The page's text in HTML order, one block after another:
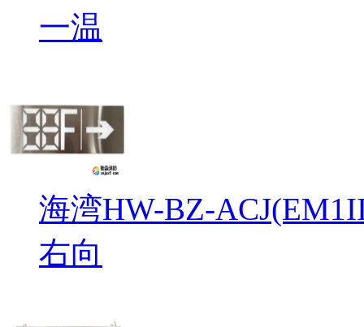
一温
海湾HW-BZ-
右向